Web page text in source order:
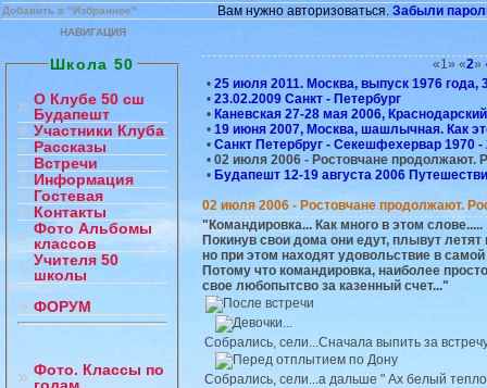
Добавить в "Избранное" Вам нужно авторизоваться. Забыли
НАВИГАЦИЯ
Школа 50
О Клубе 50 сш
Будапешт
Участники Клуба
Рассказы
Встречи
Информация
Гостевая
Контакты
Фото Альбомы
классов
Учителя 50
школы
ФОРУМ
Фото. Классы по
«1» «2»
• 25 июля 2011. Москва, выпуск 1976 года,
• 23.02.2009 Санкт - Петербург
• Каневская 27-28 мая 2006,
• 19 июня 2007, Москва, шашлычная. Как
• Санкт Петербруг - Секешфехервар 1970 -
• 02 июля 2006 - Ростовчане продолжают.
• Будапешт 12-19 августа 2006
02 июля 2006 - Ростовчане продолжают.
"Командировка... Как много в этом слове.....
Покинув свои дома они едут, плывут летят
но при этом находят удовольствие в самой
Потому что командировка, наиболее
свое любопытсво за казенный счет..."
Собрались, сели...Сначала выпить за
Собрались, сели...а дальше " Ах белый